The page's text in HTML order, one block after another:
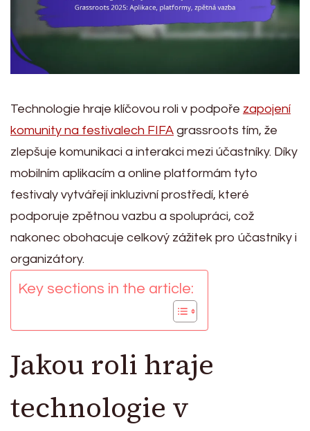
Technologie hraje klíčovou roli v podpoře zapojení
komunity na festivalech FIFA grassroots tím, že
zlepšuje komunikaci a interakci mezi účastníky. Díky
mobilním aplikacím a online platformám tyto
festivaly vytvářejí inkluzivní prostředí, které
podporuje zpětnou vazbu a spolupráci, což
nakonec obohacuje celkový zážitek pro účastníky i
organizátory.
Key sections in the article:
Jakou roli hraje
technologie v